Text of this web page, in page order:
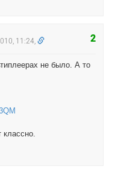
2
11:24,
не было. А то
классно.